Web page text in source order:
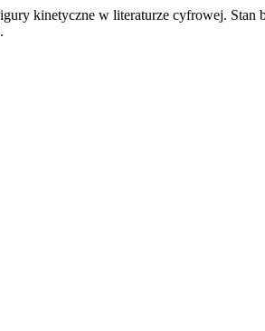
kinetyczne w literaturze cyfrowej.